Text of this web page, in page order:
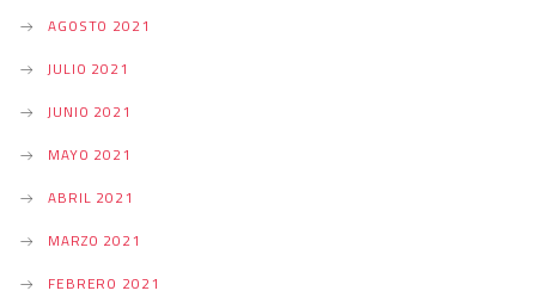
AGOSTO 2021
JULIO 2021
JUNIO 2021
MAYO 2021
ABRIL 2021
MARZO 2021
FEBRERO 2021